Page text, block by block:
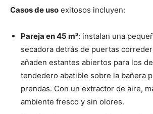
Casos de uso exitosos incluyen:
Pareja en 45 m²: instalan una
secadora detrás de puertas
añaden estantes abiertos para los
tendedero abatible sobre la bañera
prendas. Con un extractor de aire,
ambiente fresco y sin olores.